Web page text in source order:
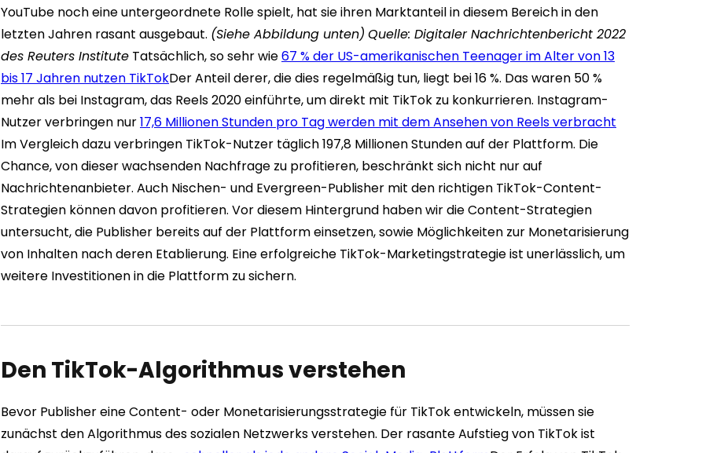
YouTube noch eine untergeordnete Rolle spielt, hat sie ihren Marktanteil in diesem Bereich in den
letzten Jahren rasant ausgebaut. (Siehe Abbildung unten) Quelle: Digitaler Nachrichtenbericht 2022
des Reuters Institute Tatsächlich, so sehr wie67 % der US-amerikanischen Teenager im Alter von 13
bis 17 Jahren nutzen TikTokDer Anteil derer, die dies regelmäßig tun, liegt bei 16 %. Das waren 50 %
mehr als bei Instagram, das Reels 2020 einführte, um direkt mit TikTok zu konkurrieren. Instagram-
Nutzer verbringen nur17,6 Millionen Stunden pro Tag werden mit dem Ansehen von Reels verbracht
Im Vergleich dazu verbringen TikTok-Nutzer täglich 197,8 Millionen Stunden auf der Plattform. Die
Chance, von dieser wachsenden Nachfrage zu profitieren, beschränkt sich nicht nur auf
Nachrichtenanbieter. Auch Nischen- und Evergreen-Publisher mit den richtigen TikTok-Content-
Strategien können davon profitieren. Vor diesem Hintergrund haben wir die Content-Strategien
untersucht, die Publisher bereits auf der Plattform einsetzen, sowie Möglichkeiten zur Monetarisierung
von Inhalten nach deren Etablierung. Eine erfolgreiche TikTok-Marketingstrategie ist unerlässlich, um
weitere Investitionen in die Plattform zu sichern.
Den TikTok-Algorithmus verstehen
Bevor Publisher eine Content- oder Monetarisierungsstrategie für TikTok entwickeln, müssen sie
zunächst den Algorithmus des sozialen Netzwerks verstehen. Der rasante Aufstieg von TikTok ist